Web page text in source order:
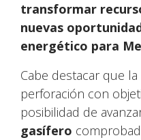
transformar
nuevas
energético para
Cabe destacar que
perforación con
posibilidad de
gasífero